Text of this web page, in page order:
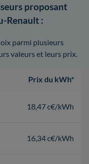
proposant
Renault :
parmi plusieurs
valeurs et leurs prix.
Prix du kWh*
18,47 c€/kWh
16,34 c€/kWh